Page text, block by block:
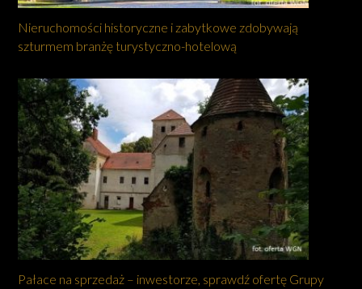
Nieruchomości historyczne i zabytkowe zdobywają
szturmem branżę turystyczno-hotelową
Pałace na sprzedaż – inwestorze, sprawdź ofertę Grupy